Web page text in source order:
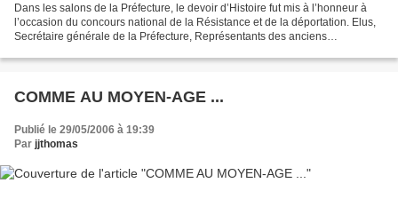
Dans les salons de la Préfecture, le devoir d’Histoire fut mis à l’honneur à
l’occasion du concours national de la Résistance et de la déportation. Elus,
Secrétaire générale de la Préfecture, Représentants des anciens
COMME AU MOYEN-AGE ...
Publié le 29/05/2006 à 19:39
Par jjthomas